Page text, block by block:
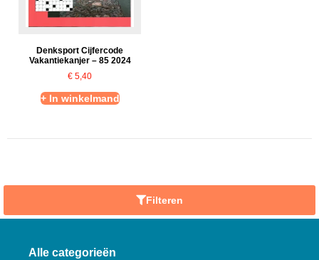
Denksport Cijfercode
Vakantiekanjer – 85 2024
€ 5,40
+ In winkelmand
Filteren
Alle categorieën